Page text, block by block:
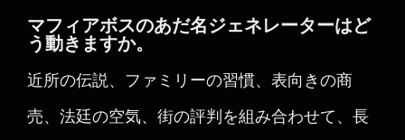
マフィアボスのあだ名ジェネレーターはど
う動きますか。
近所の伝説、ファミリーの習慣、表向きの商
売、法廷の空気、街の評判を組み合わせて、長